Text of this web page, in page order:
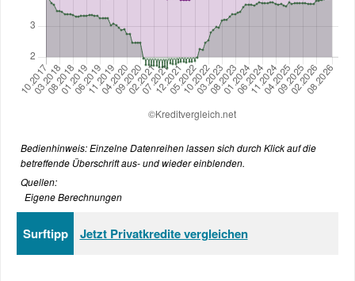
Bedienhinweis: Einzelne Datenreihen lassen sich durch Klick auf die
betreffende Überschrift aus- und wieder einblenden.
Quellen:
Eigene Berechnungen
Surftipp Jetzt Privatkredite vergleichen